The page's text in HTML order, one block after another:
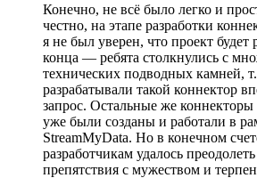
Конечно, не всё было легко и
честно, на этапе разработки
я не был уверен, что проект будет
конца — ребята столкнулись с
технических подводных камней,
разрабатывали такой коннектор
запрос. Остальные же
уже были созданы и работали в
StreamMyData. Но в конечном
разработчикам удалось
препятствия с мужеством и